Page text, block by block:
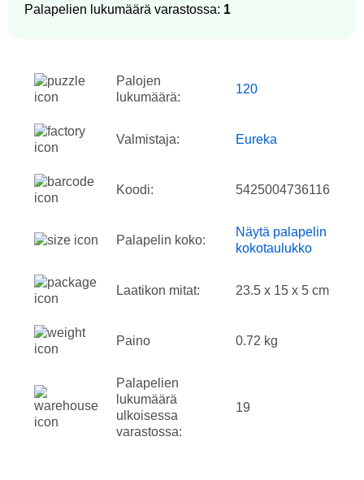
Palapelien lukumäärä varastossa: 1
Palojen
lukumäärä:
120
Valmistaja: Eureka
Koodi: 5425004736116
Palapelin koko:
Näytä palapelin
kokotaulukko
Laatikon mitat: 23.5 x 15 x 5 cm
Paino 0.72 kg
Palapelien
lukumäärä
ulkoisessa
varastossa:
19